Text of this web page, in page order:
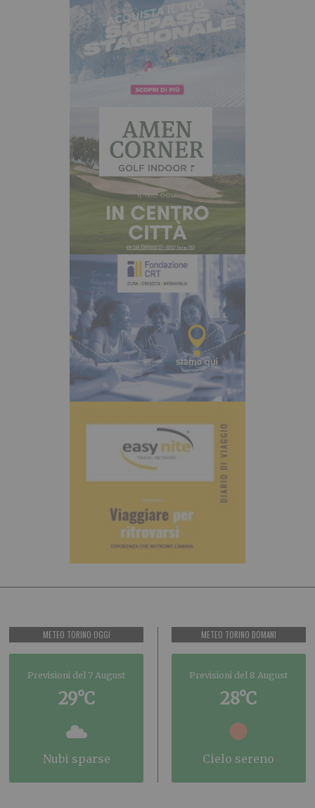
METEO TORINO OGGI
Previsioni del 7 August
29°C
nubi sparse
METEO TORINO DOMANI
Previsioni del 8 August
28°C
cielo sereno